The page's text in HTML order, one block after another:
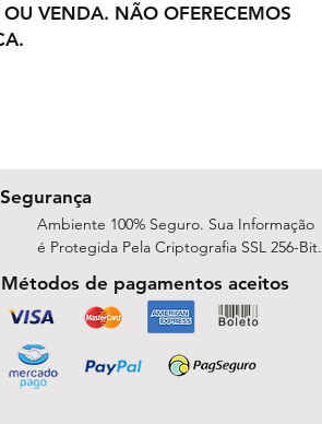
VENDA. NÃO OFERECEMOS
Segurança
Ambiente 100% Seguro. Sua Informação
é Protegida Pela Criptografia SSL 256-Bit.
Métodos de pagamentos aceitos